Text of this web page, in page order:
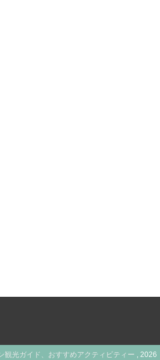
観光ガイド、おすすめアクティビティー , 2026